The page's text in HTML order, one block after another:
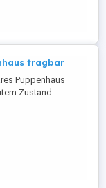
...
tragbar
Puppenhaus
Zustand.
Trudering.